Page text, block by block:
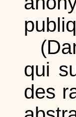
qui
des